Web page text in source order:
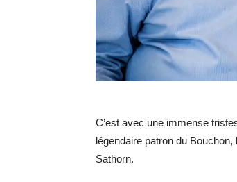
C’est avec une immense
légendaire patron du
Sathorn.